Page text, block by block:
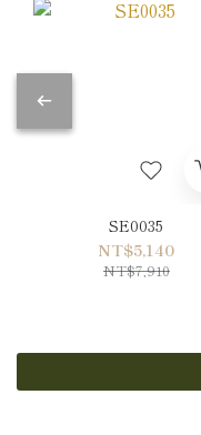
SE0035
NT$5,140
NT$7,910